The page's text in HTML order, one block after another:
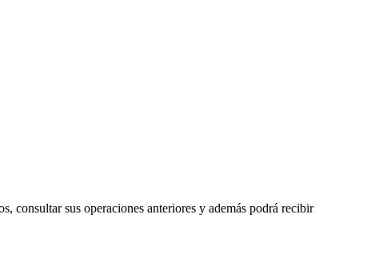
consultar sus operaciones anteriores y además podrá recibir